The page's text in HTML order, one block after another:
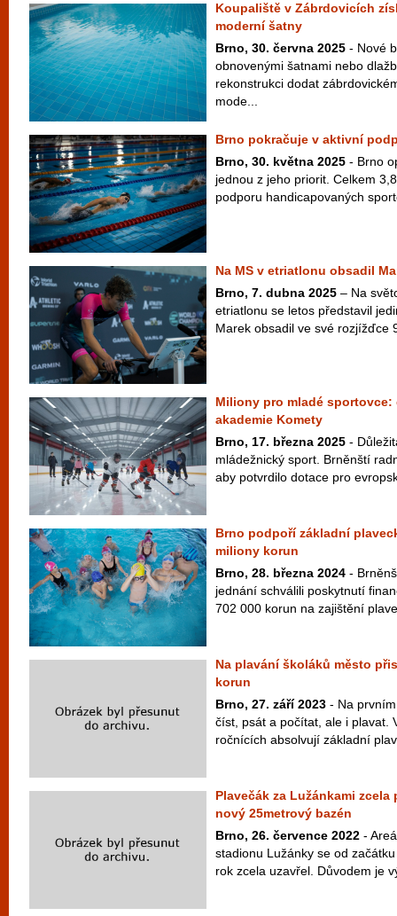
Koupaliště v Zábrdovicích
moderní šatny
Brno, 30. června 2025 - Nové
obnovenými šatnami nebo
rekonstrukci dodat
mode...
Brno pokračuje v aktivní
Brno, 30. května 2025 - Brno
jednou z jeho priorit. Celkem
podporu handicapovaných
Na MS v etriatlonu obsadil
Brno, 7. dubna 2025 – Na
etriatlonu se letos představil
Marek obsadil ve své rozjížďce
Miliony pro mladé sportovce:
akademie Komety
Brno, 17. března 2025 -
mládežnický sport. Brněnští
aby potvrdilo dotace pro
Brno podpoří základní
miliony korun
Brno, 28. března 2024 -
jednání schválili poskytnutí
702 000 korun na zajištění
Na plavání školáků město
korun
Brno, 27. září 2023 - Na
číst, psát a počítat, ale i plavat.
ročnících absolvují základní
Plavečák za Lužánkami
nový 25metrový bazén
Brno, 26. července 2022 -
stadionu Lužánky se od
rok zcela uzavřel. Důvodem je